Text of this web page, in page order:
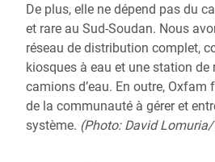
De plus, elle ne dépend pas du
et rare au Sud-Soudan. Nous
réseau de distribution complet,
kiosques à eau et une station
camions d’eau. En outre, Oxfam
de la communauté à gérer et
système. (Photo: David